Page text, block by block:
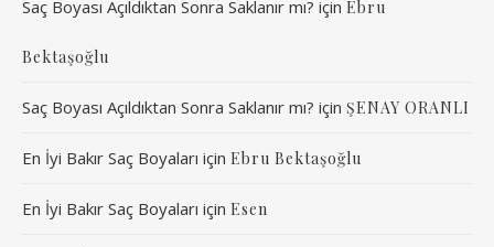
Saç Boyası Açıldıktan Sonra Saklanır mı? için Ebru
Bektaşoğlu
Saç Boyası Açıldıktan Sonra Saklanır mı? için ŞENAY ORANLI
En İyi Bakır Saç Boyaları için Ebru Bektaşoğlu
En İyi Bakır Saç Boyaları için Esen